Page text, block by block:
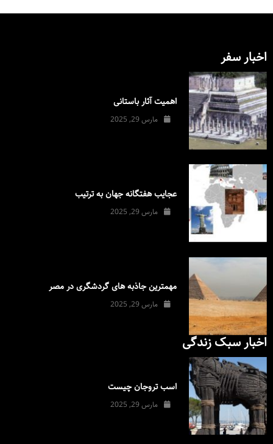
اخبار سفر
اهمیت آثار باستانی
مارس 29, 2025
عجایب هفتگانه جهان به ترتیب
مارس 29, 2025
مهمترین جاذبه های گردشگری در مصر
مارس 29, 2025
اخبار سبک زندگی
اسب تروجان چیست
مارس 29, 2025